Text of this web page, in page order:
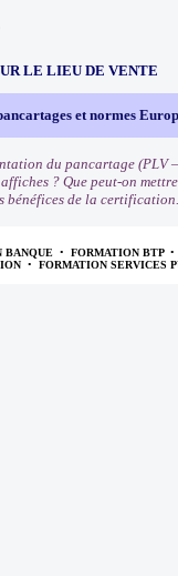
LE LIEU DE VENTE
et normes
du pancartage (PLV
? Que peut-on
bénéfices de la certification.
BANQUE • FORMATION BTP •
• FORMATION SERVICES